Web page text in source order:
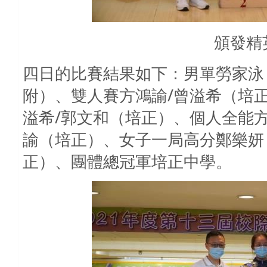
頒發
四日的比賽結果如下：男單勞家
附）、雙人賽方鴻諭/曾溢希（培
溢希/郭文和（培正）、個人全能
諭（培正）、女子一局高分鄭樂
正）、團體總冠軍培正中學。